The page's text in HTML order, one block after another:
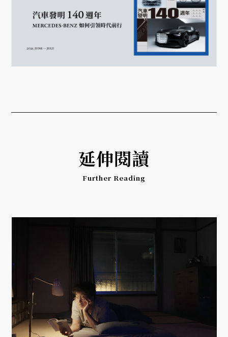
延伸閱讀
Further Reading